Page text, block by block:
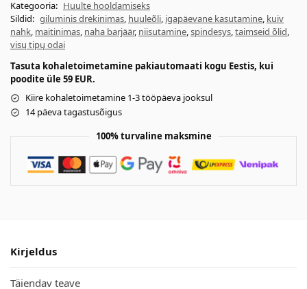
Kategooria: Huulte hooldamiseks
Sildid: giluminis drėkinimas, huuleõli, igapäevane kasutamine, kuiv
nahk, maitinimas, naha barjäär, niisutamine,spindesys,taimseid õlid,
visų tipų odai
Tasuta kohaletoimetamine pakiautomaati kogu Eestis, kui
poodite üle 59 EUR.
Kiire kohaletoimetamine 1-3 tööpäeva jooksul
14 päeva tagastusõigus
100% turvaline maksmine
Kirjeldus
Täiendav teave